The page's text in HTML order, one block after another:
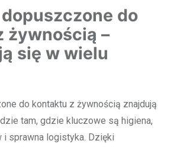
do
żywnością –
się w wielu
do kontaktu z żywnością znajdują
tam, gdzie kluczowe są higiena,
sprawna logistyka. Dzięki